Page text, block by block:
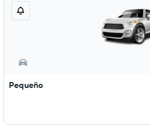
Pequeño